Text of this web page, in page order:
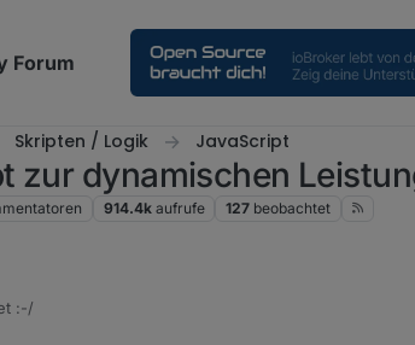
Forum
Skripten / Logik JavaScript
dynamischen
914.4k aufrufe 127 beobachtet
:-/